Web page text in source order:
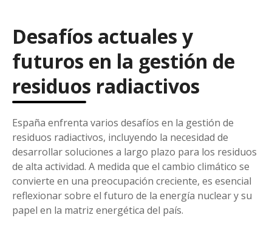
Desafíos actuales y
futuros en la gestión de
residuos radiactivos
España enfrenta varios desafíos en la gestión de
residuos radiactivos, incluyendo la necesidad de
desarrollar soluciones a largo plazo para los residuos
de alta actividad. A medida que el cambio climático se
convierte en una preocupación creciente, es esencial
reflexionar sobre el futuro de la energía nuclear y su
papel en la matriz energética del país.